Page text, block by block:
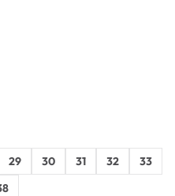
29 30 31 32
33